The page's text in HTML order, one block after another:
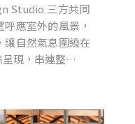
Studio 三⽅共同
應室外的風景，
讓自然氣息圍繞在
呈現，串連整…